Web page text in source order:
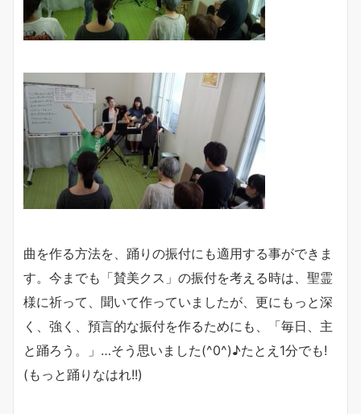
曲を作る方法を、踊りの振付にも適用する事ができま
す。今までも「賛美クス」の振付を考える時は、聖霊
様に祈って、聞いて作っていましたが、更にもっと深
く、強く、預言的な振付を作るためにも、「毎日、主
と踊ろう。」…そう思いました(^0^)♪たとえ1分でも!
(もっと踊りなはれ!!)